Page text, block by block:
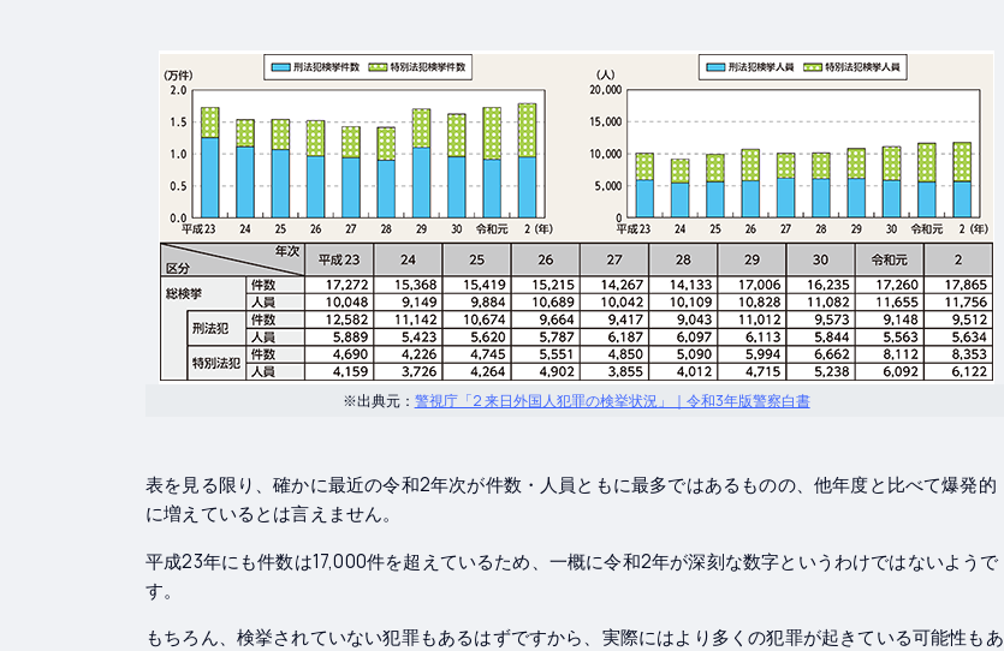
※出典元： 警視庁「2 来日外国人犯罪の検挙状況」｜令和3年版警察白書
表を見る限り、確かに最近の令和2年次が件数・人員ともに最多ではあるものの、他年度と比べて爆発的
に増えているとは言えません。
平成23年にも件数は17,000件を超えているため、一概に令和2年が深刻な数字というわけではないようで
す。
もちろん、検挙されていない犯罪もあるはずですから、実際にはより多くの犯罪が起きている可能性もあ